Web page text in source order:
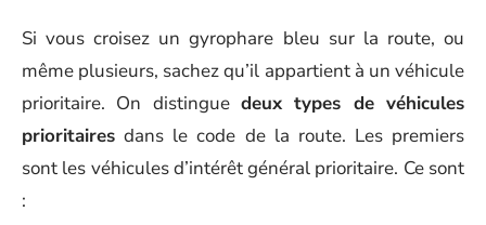
Si vous croisez un gyrophare bleu sur la route, ou
même plusieurs, sachez qu’il appartient à un véhicule
prioritaire. On distingue deux types de véhicules
prioritaires dans le code de la route. Les premiers
sont les véhicules d’intérêt général prioritaire. Ce sont
: